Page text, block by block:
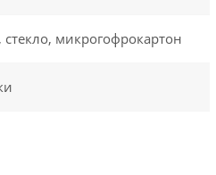
стекло, микрогофрокартон